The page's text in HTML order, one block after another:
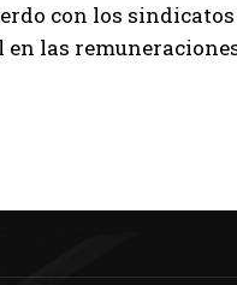
con los
en las